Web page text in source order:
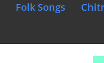
Folk Songs